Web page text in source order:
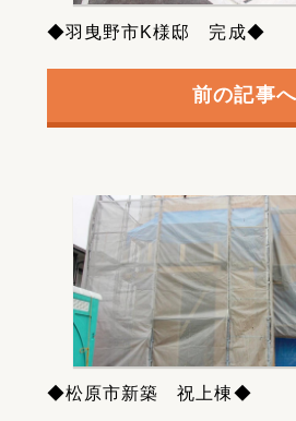
◆羽曳野市K様邸 完成◆
前の記事へ
◆松原市新築 祝上棟◆